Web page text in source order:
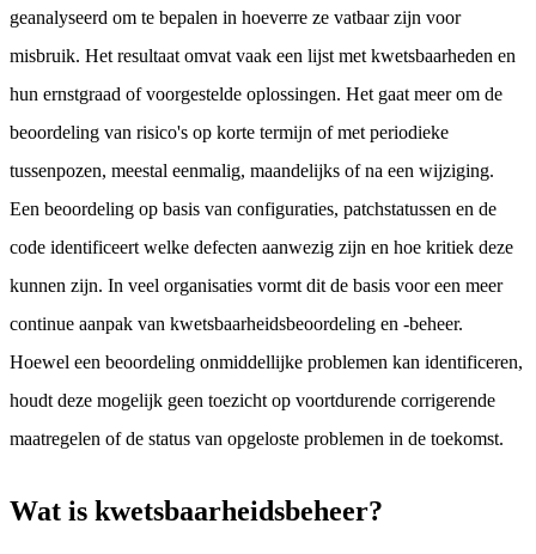
geanalyseerd om te bepalen in hoeverre ze vatbaar zijn voor
misbruik. Het resultaat omvat vaak een lijst met kwetsbaarheden en
hun ernstgraad of voorgestelde oplossingen. Het gaat meer om de
beoordeling van risico's op korte termijn of met periodieke
tussenpozen, meestal eenmalig, maandelijks of na een wijziging.
Een beoordeling op basis van configuraties, patchstatussen en de
code identificeert welke defecten aanwezig zijn en hoe kritiek deze
kunnen zijn. In veel organisaties vormt dit de basis voor een meer
continue aanpak van kwetsbaarheidsbeoordeling en -beheer.
Hoewel een beoordeling onmiddellijke problemen kan identificeren,
houdt deze mogelijk geen toezicht op voortdurende corrigerende
maatregelen of de status van opgeloste problemen in de toekomst.
Wat is kwetsbaarheidsbeheer?